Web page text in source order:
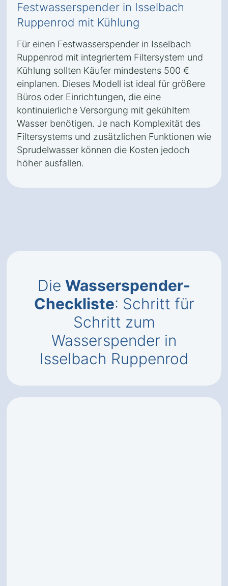
Festwasserspender in Isselbach
Ruppenrod mit Kühlung
Für einen Festwasserspender in Isselbach
Ruppenrod mit integriertem Filtersystem und
Kühlung sollten Käufer mindestens 500 €
einplanen. Dieses Modell ist ideal für größere
Büros oder Einrichtungen, die eine
kontinuierliche Versorgung mit gekühltem
Wasser benötigen. Je nach Komplexität des
Filtersystems und zusätzlichen Funktionen wie
Sprudelwasser können die Kosten jedoch
höher ausfallen.
Die Wasserspender-
Checkliste: Schritt für
Schritt zum
Wasserspender in
Isselbach Ruppenrod